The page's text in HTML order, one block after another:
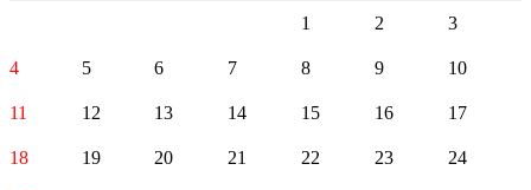
1
2 3
4 5 6 7 8 9 10
11 12 13 14 15 16 17
18 19 20 21 22 23 24